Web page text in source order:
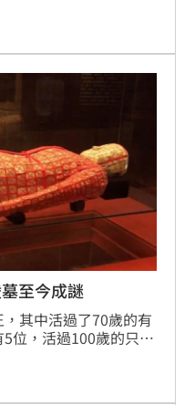
至今成謎
其中活過了70歲的有
位，活過100歲的只有
兩千多年來考古專家